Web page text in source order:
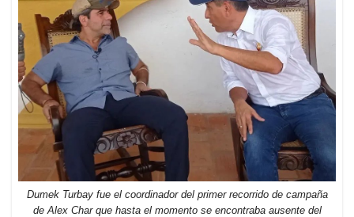
Dumek Turbay fue el coordinador del primer recorrido de campaña
de Alex Char que hasta el momento se encontraba ausente del